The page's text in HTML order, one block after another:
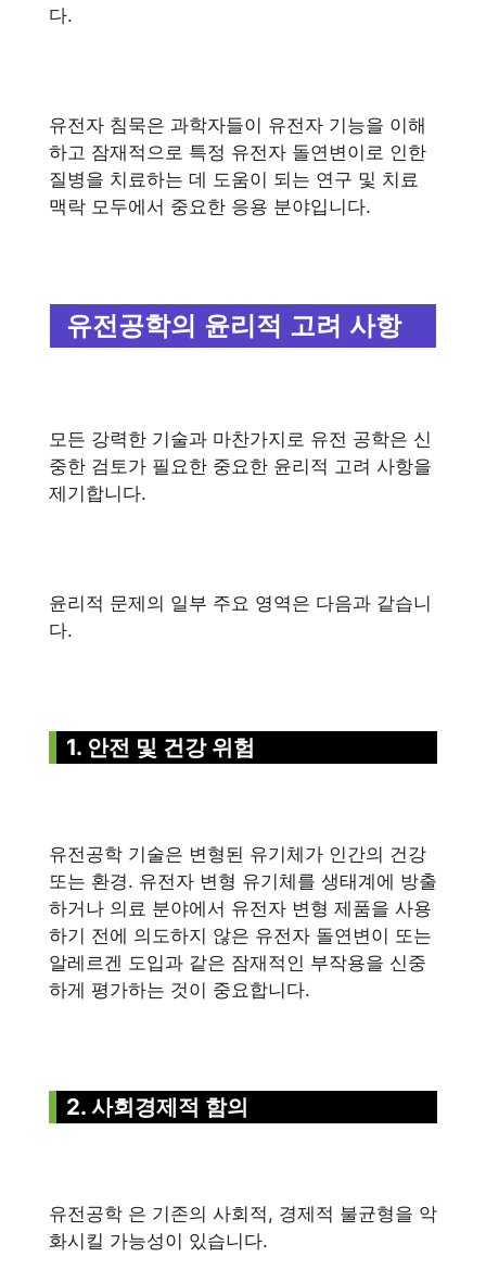
다.
유전자 침묵은 과학자들이 유전자 기능을 이해
하고 잠재적으로 특정 유전자 돌연변이로 인한
질병을 치료하는 데 도움이 되는 연구 및 치료
맥락 모두에서 중요한 응용 분야입니다.
유전공학의 윤리적 고려 사항
모든 강력한 기술과 마찬가지로 유전 공학은 신
중한 검토가 필요한 중요한 윤리적 고려 사항을
제기합니다.
윤리적 문제의 일부 주요 영역은 다음과 같습니
다.
1. 안전 및 건강 위험
유전공학 기술은 변형된 유기체가 인간의 건강
또는 환경. 유전자 변형 유기체를 생태계에 방출
하거나 의료 분야에서 유전자 변형 제품을 사용
하기 전에 의도하지 않은 유전자 돌연변이 또는
알레르겐 도입과 같은 잠재적인 부작용을 신중
하게 평가하는 것이 중요합니다.
2. 사회경제적 함의
유전공학 은 기존의 사회적, 경제적 불균형을 악
화시킬 가능성이 있습니다.